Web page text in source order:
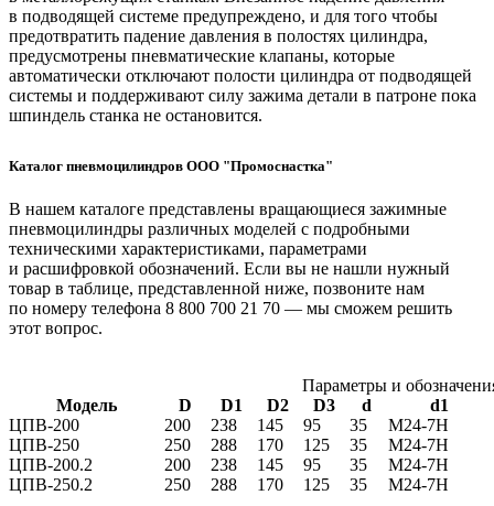
в подводящей системе предупреждено, и для того чтобы
предотвратить падение давления в полостях цилиндра,
предусмотрены пневматические клапаны, которые
автоматически отключают полости цилиндра от подводящей
системы и поддерживают силу зажима детали в патроне пока
шпиндель станка не остановится.
Каталог пневмоцилиндров ООО "Промоснастка"
В нашем каталоге представлены вращающиеся зажимные
пневмоцилиндры различных моделей с подробными
техническими характеристиками, параметрами
и расшифровкой обозначений. Если вы не нашли нужный
товар в таблице, представленной ниже, позвоните нам
по номеру телефона 8 800 700 21 70 — мы сможем решить
этот вопрос.
Параметры и
Модель
D D1 D2 D3 d
d1
ЦПВ-200
200 238 145 95 35
М24-7Н
ЦПВ-250
250 288 170 125 35
М24-7Н
ЦПВ-200.2
200 238 145 95 35
М24-7Н
ЦПВ-250.2
250 288 170 125 35 М24-7Н